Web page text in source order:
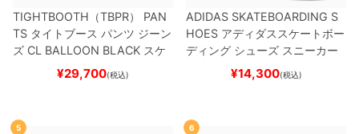
TIGHTBOOTH（TBPR） PAN
TS タイトブース パンツ ジーン
ズ CL BALLOON BLACK スケ
ートボード スケボー
¥29,700(税込)
ADIDAS SKATEBOARDING S
HOES アディダススケートボー
ディング シューズ スニーカー
スーパースターSUPERSTAR A
BLACK/WHITE/WHITE
ー
¥14,300(税込)
5 6